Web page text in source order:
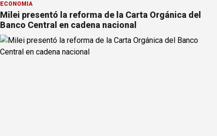
ECONOMÍA
Milei presentó la reforma de la Carta Orgánica del
Banco Central en cadena nacional